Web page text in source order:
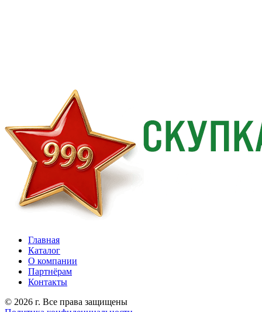
Главная
Каталог
О компании
Партнёрам
Контакты
© 2026 г. Все права защищены